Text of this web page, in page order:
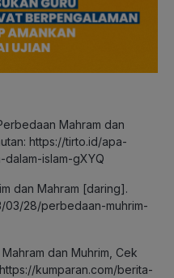
Mahram dan
https://tirto.id/apa-
islam-gXYQ
dan Mahram [daring].
03/28/perbedaan-muhrim-
dan Muhrim, Cek
kumparan.com/berita-